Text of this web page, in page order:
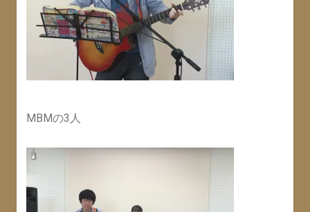
MBMの3人